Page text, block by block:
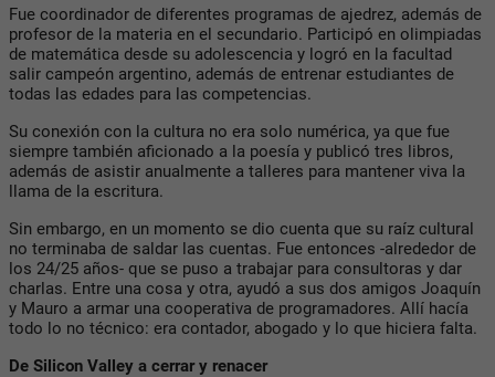
Fue coordinador de diferentes programas de ajedrez, además de
profesor de la materia en el secundario. Participó en olimpiadas
de matemática desde su adolescencia y logró en la facultad
salir campeón argentino, además de entrenar estudiantes de
todas las edades para las competencias.
Su conexión con la cultura no era solo numérica, ya que fue
siempre también aficionado a la poesía y publicó tres libros,
además de asistir anualmente a talleres para mantener viva la
llama de la escritura.
Sin embargo, en un momento se dio cuenta que su raíz cultural
no terminaba de saldar las cuentas. Fue entonces -alrededor de
los 24/25 años- que se puso a trabajar para consultoras y dar
charlas. Entre una cosa y otra, ayudó a sus dos amigos Joaquín
y Mauro a armar una cooperativa de programadores. Allí hacía
todo lo no técnico: era contador, abogado y lo que hiciera falta.
De Silicon Valley a cerrar y renacer